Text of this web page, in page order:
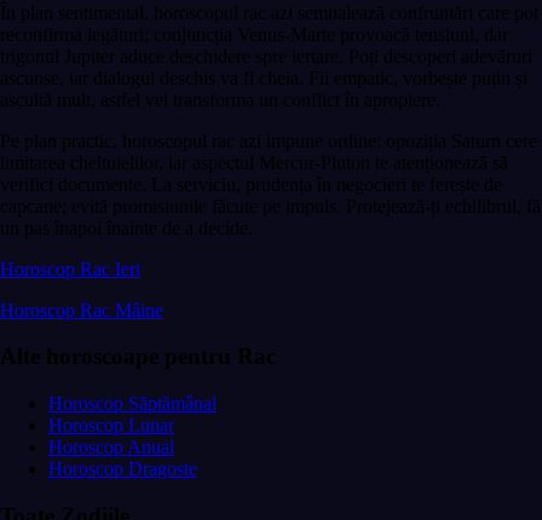
În plan sentimental, horoscopul rac azi semnalează confruntări care pot
reconfirma legături; conjuncția Venus-Marte provoacă tensiuni, dar
trigonul Jupiter aduce deschidere spre iertare. Poți descoperi adevăruri
ascunse, iar dialogul deschis va fi cheia. Fii empatic, vorbește puțin și
ascultă mult, astfel vei transforma un conflict în apropiere.
Pe plan practic, horoscopul rac azi impune ordine: opoziția Saturn cere
limitarea cheltuielilor, iar aspectul Mercur-Pluton te atenționează să
verifici documente. La serviciu, prudența în negocieri te ferește de
capcane; evită promisiunile făcute pe impuls. Protejează-ți echilibrul, fă
un pas înapoi înainte de a decide.
Horoscop Rac Ieri
Horoscop Rac Mâine
Alte horoscoape pentru Rac
Horoscop Săptămânal
Horoscop Lunar
Horoscop Anual
Horoscop Dragoste